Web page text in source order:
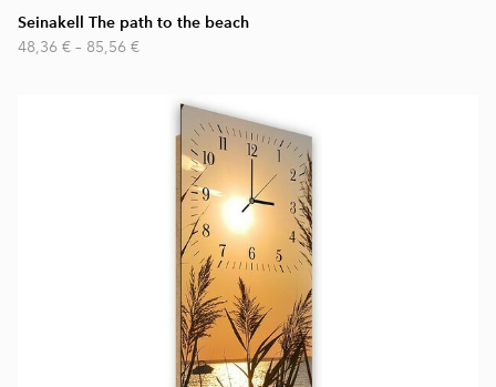
Seinakell The path to the beach
48,36 € – 85,56 €